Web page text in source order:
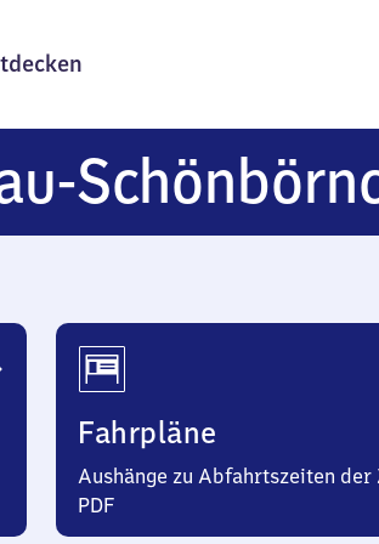
Fahrpläne
Aushänge zu Abfahrtszeiten der
PDF